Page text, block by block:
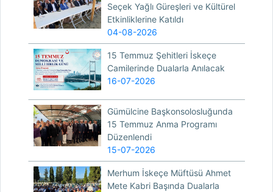
Seçek Yağlı Güreşleri ve Kültürel
Etkinliklerine Katıldı
04-08-2026
15 Temmuz Şehitleri İskeçe
Camilerinde Dualarla Anılacak
16-07-2026
Gümülcine Başkonsolosluğunda
15 Temmuz Anma Programı
Düzenlendi
15-07-2026
Merhum İskeçe Müftüsü Ahmet
Mete Kabri Başında Dualarla